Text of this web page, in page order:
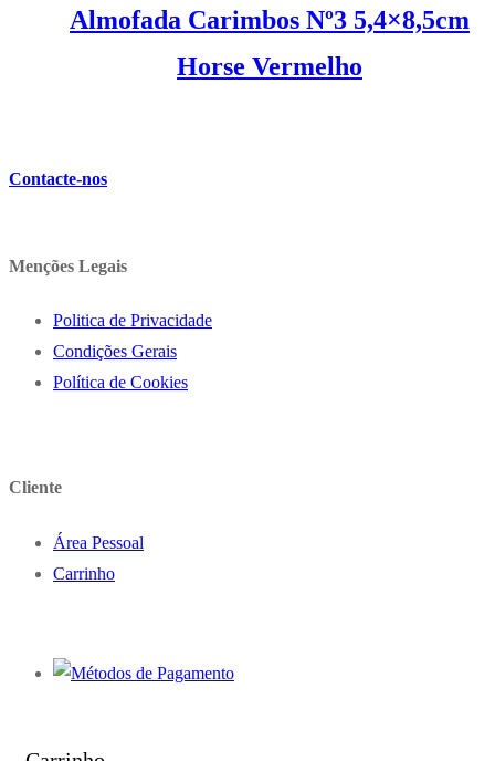
Almofada Carimbos Nº3 5,4×8,5cm
Horse Vermelho
Contacte-nos
Menções Legais
Politica de Privacidade
Condições Gerais
Política de Cookies
Cliente
Área Pessoal
Carrinho